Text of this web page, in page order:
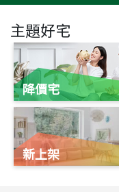
主題好宅
降價宅
新上架